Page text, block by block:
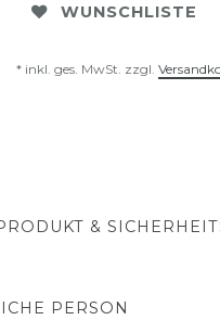
WUNSCHLISTE
* inkl. ges. MwSt. zzgl.
&
PERSON